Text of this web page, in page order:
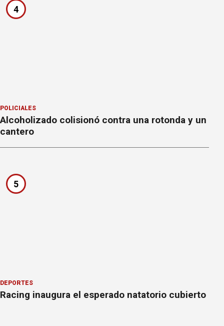
4
POLICIALES
Alcoholizado colisionó contra una rotonda y un
cantero
5
DEPORTES
Racing inaugura el esperado natatorio cubierto